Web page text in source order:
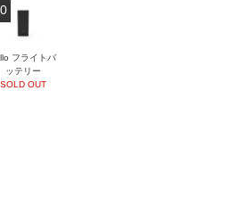
フライトバ
ッテリー
SOLD OUT